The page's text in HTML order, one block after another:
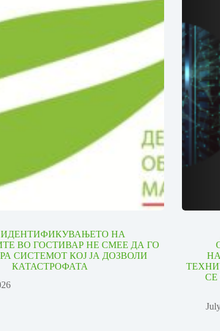
НА
ВО ГОСТИВАР НЕ СМЕЕ ДА ГО
СИСТЕМОТ КОЈ ЈА ДОЗВОЛИ
КАТАСТРОФАТА
СЕ